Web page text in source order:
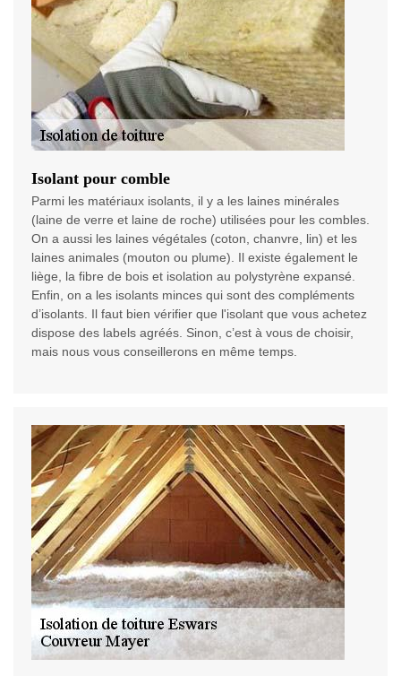
Isolant pour comble
Parmi les matériaux isolants, il y a les laines minérales
(laine de verre et laine de roche) utilisées pour les combles.
On a aussi les laines végétales (coton, chanvre, lin) et les
laines animales (mouton ou plume). Il existe également le
liège, la fibre de bois et isolation au polystyrène expansé.
Enfin, on a les isolants minces qui sont des compléments
d’isolants. Il faut bien vérifier que l'isolant que vous achetez
dispose des labels agréés. Sinon, c’est à vous de choisir,
mais nous vous conseillerons en même temps.